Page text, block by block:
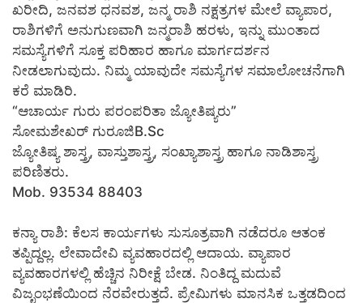
ಖರೀದಿ, ಜನವಶ ಧನವಶ, ಜನ್ಮ ರಾಶಿ ನಕ್ಷತ್ರಗಳ ಮೇಲೆ ವ್ಯಾಪಾರ,
ರಾಶಿಗಳಿಗೆ ಅನುಗುಣವಾಗಿ ಜನ್ಮರಾಶಿ ಹರಳು, ಇನ್ನು ಮುಂತಾದ
ಸಮಸ್ಯೆಗಳಿಗೆ ಸೂಕ್ತ ಪರಿಹಾರ ಹಾಗೂ ಮಾರ್ಗದರ್ಶನ
ನೀಡಲಾಗುವುದು. ನಿಮ್ಮ ಯಾವುದೇ ಸಮಸ್ಯೆಗಳ ಸಮಾಲೋಚನೆಗಾಗಿ
ಕರೆ ಮಾಡಿರಿ.
“ಆಚಾರ್ಯ ಗುರು ಪರಂಪರಿತಾ ಜ್ಯೋತಿಷ್ಯರು”
ಸೋಮಶೇಖರ್ ಗುರೂಜಿB.Sc
ಜ್ಯೋತಿಷ್ಯ ಶಾಸ್ತ್ರ, ವಾಸ್ತುಶಾಸ್ತ್ರ, ಸಂಖ್ಯಾಶಾಸ್ತ್ರ ಹಾಗೂ ನಾಡಿಶಾಸ್ತ್ರ
ಪರಿಣಿತರು.
Mob. 93534 88403
ಕನ್ಯಾ ರಾಶಿ: ಕೆಲಸ ಕಾರ್ಯಗಳು ಸುಸೂತ್ರವಾಗಿ ನಡೆದರೂ ಆತಂಕ
ತಪ್ಪಿದ್ದಲ್ಲ. ಲೇವಾದೇವಿ ವ್ಯವಹಾರದಲ್ಲಿ ಆದಾಯ. ವ್ಯಾಪಾರ
ವ್ಯವಹಾರಗಳಲ್ಲಿ ಹೆಚ್ಚಿನ ನಿರೀಕ್ಷೆ ಬೇಡ. ನಿಂತಿದ್ದ ಮದುವೆ
ವಿಜೃಂಭಣೆಯಿಂದ ನೆರವೇರುತ್ತದೆ. ಪ್ರೇಮಿಗಳು ಮಾನಸಿಕ ಒತ್ತಡದಿಂದ